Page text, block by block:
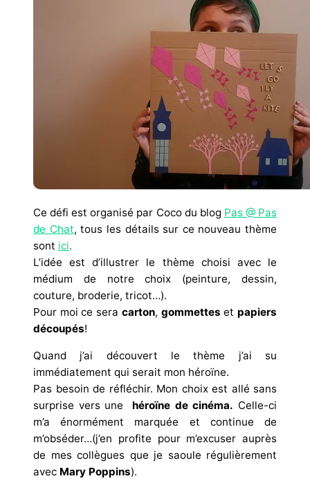
Ce défi est organisé par Coco du blog Pas @ Pas
de Chat, tous les détails sur ce nouveau thème
sont ici.
L’idée est d’illustrer le thème choisi avec le
médium de notre choix (peinture, dessin,
couture, broderie, tricot…).
Pour moi ce sera carton, gommettes et papiers
découpés!
Quand j’ai découvert le thème j’ai su
immédiatement qui serait mon héroïne.
Pas besoin de réfléchir. Mon choix est allé sans
surprise vers une héroïne de cinéma. Celle-ci
m’a énormément marquée et continue de
m’obséder…(j’en profite pour m’excuser auprès
de mes collègues que je saoule régulièrement
avec Mary Poppins).